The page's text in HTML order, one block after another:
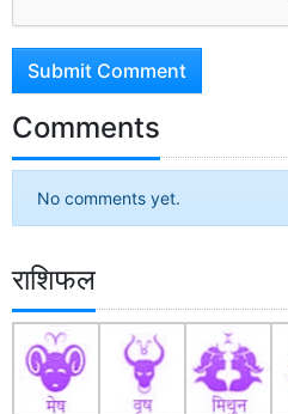
Submit Comment
Comments
No comments yet.
राशिफल